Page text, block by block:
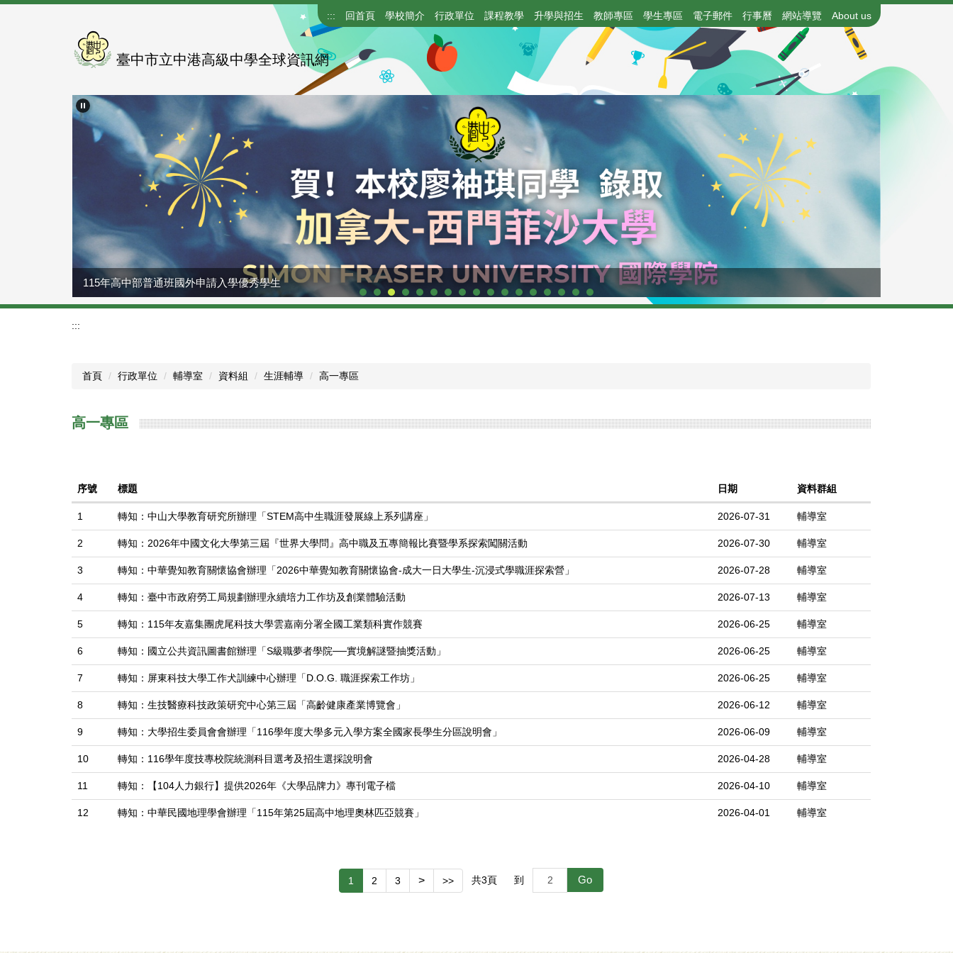
臺中市立中港高級中學全球資訊網
::: 回首頁 學校簡介 行政單位 課程教學 升學與招生 教師專區 學生專區 電子郵件 行事曆 網站導覽 About us
115年高中部普通班國外申請入學優秀學生
:::
首頁 行政單位 輔導室 資料組 生涯輔導 高一專區
高一專區
序號 標題 日期 資料群組
1 轉知：中山大學教育研究所辦理「STEM高中生職涯發展線上系列講座」 2026-07-31 輔導室
2 轉知：2026年中國文化大學第三屆『世界大學問』高中職及五專簡報比賽暨學系探索闖關活動 2026-07-30 輔導室
3 轉知：中華覺知教育關懷協會辦理「2026中華覺知教育關懷協會-成大一日大學生-沉浸式學職涯探索營」 2026-07-28 輔導室
4 轉知：臺中市政府勞工局規劃辦理永續培力工作坊及創業體驗活動 2026-07-13 輔導室
5 轉知：115年友嘉集團虎尾科技大學雲嘉南分署全國工業類科實作競賽 2026-06-25 輔導室
6 轉知：國立公共資訊圖書館辦理「S級職夢者學院──實境解謎暨抽獎活動」 2026-06-25 輔導室
7 轉知：屏東科技大學工作犬訓練中心辦理「D.O.G. 職涯探索工作坊」 2026-06-25 輔導室
8 轉知：生技醫療科技政策研究中心第三屆「高齡健康產業博覽會」 2026-06-12 輔導室
9 轉知：大學招生委員會會辦理「116學年度大學多元入學方案全國家長學生分區說明會」 2026-06-09 輔導室
10 轉知：116學年度技專校院統測科目選考及招生選採說明會 2026-04-28 輔導室
11 轉知：【104人力銀行】提供2026年《大學品牌力》專刊電子檔 2026-04-10 輔導室
12 轉知：中華民國地理學會辦理「115年第25屆高中地理奧林匹亞競賽」 2026-04-01 輔導室
1 2 3 > >> 共3頁 到 Go